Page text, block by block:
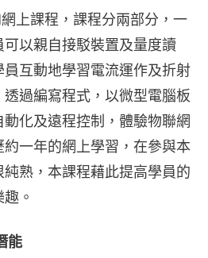
上課程，課程分兩部分，一
以親自接駁裝置及量度讀
互動地學習電流運作及折射
過編寫程式，以微型電腦板
化及遠程控制，體驗物聯網
一年的網上學習，在參與本
熟，本課程藉此提高學員的
。
能